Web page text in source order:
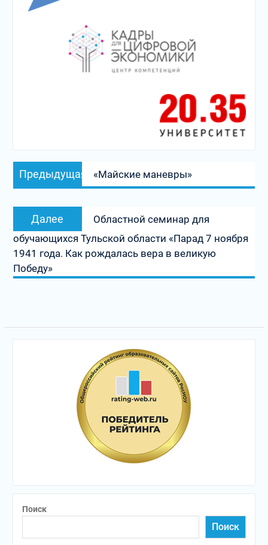
Навигация
по
Предыдущая
запись:
«Майские маневры»
Далее
Следующая
запись:
Областной семинар для
обучающихся Тульской области «Парад 7 ноября
1941 года. Как рождалась вера в великую
Победу»
Поиск
Поиск